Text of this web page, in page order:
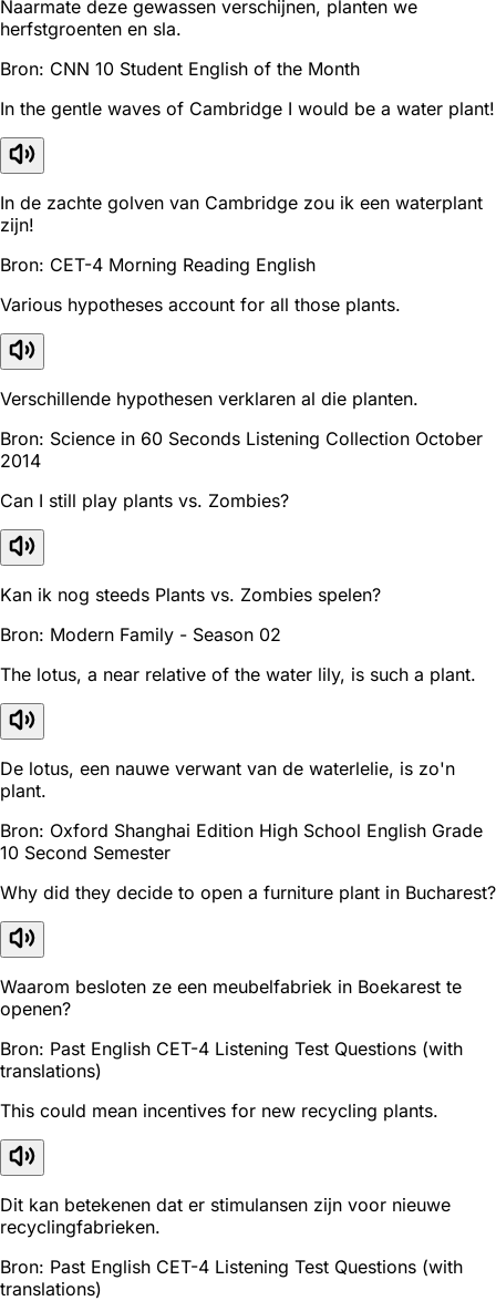
Naarmate deze gewassen verschijnen, planten we
herfstgroenten en sla.
Bron: CNN 10 Student English of the Month
In the gentle waves of Cambridge I would be a water plant!
In de zachte golven van Cambridge zou ik een waterplant
zijn!
Bron: CET-4 Morning Reading English
Various hypotheses account for all those plants.
Verschillende hypothesen verklaren al die planten.
Bron: Science in 60 Seconds Listening Collection October
2014
Can I still play plants vs. Zombies?
Kan ik nog steeds Plants vs. Zombies spelen?
Bron: Modern Family - Season 02
The lotus, a near relative of the water lily, is such a plant.
De lotus, een nauwe verwant van de waterlelie, is zo'n
plant.
Bron: Oxford Shanghai Edition High School English Grade
10 Second Semester
Why did they decide to open a furniture plant in Bucharest?
Waarom besloten ze een meubelfabriek in Boekarest te
openen?
Bron: Past English CET-4 Listening Test Questions (with
translations)
This could mean incentives for new recycling plants.
Dit kan betekenen dat er stimulansen zijn voor nieuwe
recyclingfabrieken.
Bron: Past English CET-4 Listening Test Questions (with
translations)